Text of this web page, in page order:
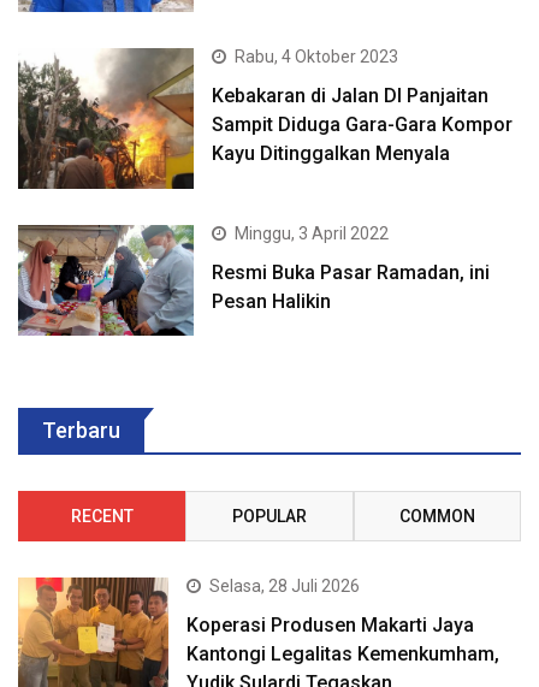
Rabu, 4 Oktober 2023
Kebakaran di Jalan DI Panjaitan
Sampit Diduga Gara-Gara Kompor
Kayu Ditinggalkan Menyala
Minggu, 3 April 2022
Resmi Buka Pasar Ramadan, ini
Pesan Halikin
Terbaru
RECENT POPULAR COMMON
Selasa, 28 Juli 2026
Koperasi Produsen Makarti Jaya
Kantongi Legalitas Kemenkumham,